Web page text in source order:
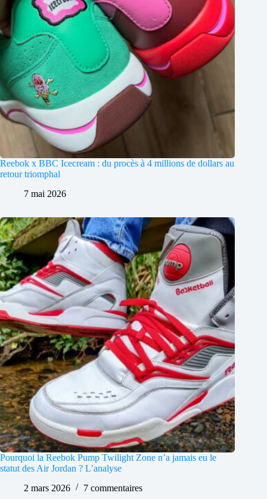
Reebok x BBC Icecream : du procès à 4 millions de dollars au
retour triomphal
7 mai 2026
Pourquoi la Reebok Pump Twilight Zone n’a jamais eu le
statut des Air Jordan ? L’analyse
2 mars 2026
7 commentaires